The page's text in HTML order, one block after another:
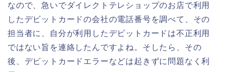
なので、急いでダイレクトテレショップのお店で利用
したデビットカードの会社の電話番号を調べて、その
担当者に、自分が利用したデビットカードは不正利用
ではない旨を連絡したんですよね。そしたら、その
後、デビットカードエラーなどは起きずに問題なく利